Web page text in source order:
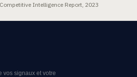
Intelligence Report, 2023
vos signaux et votre